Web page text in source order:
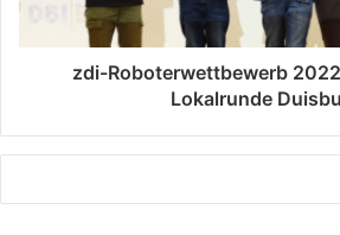
zdi-Roboterwettbewerb
Lokalrunde